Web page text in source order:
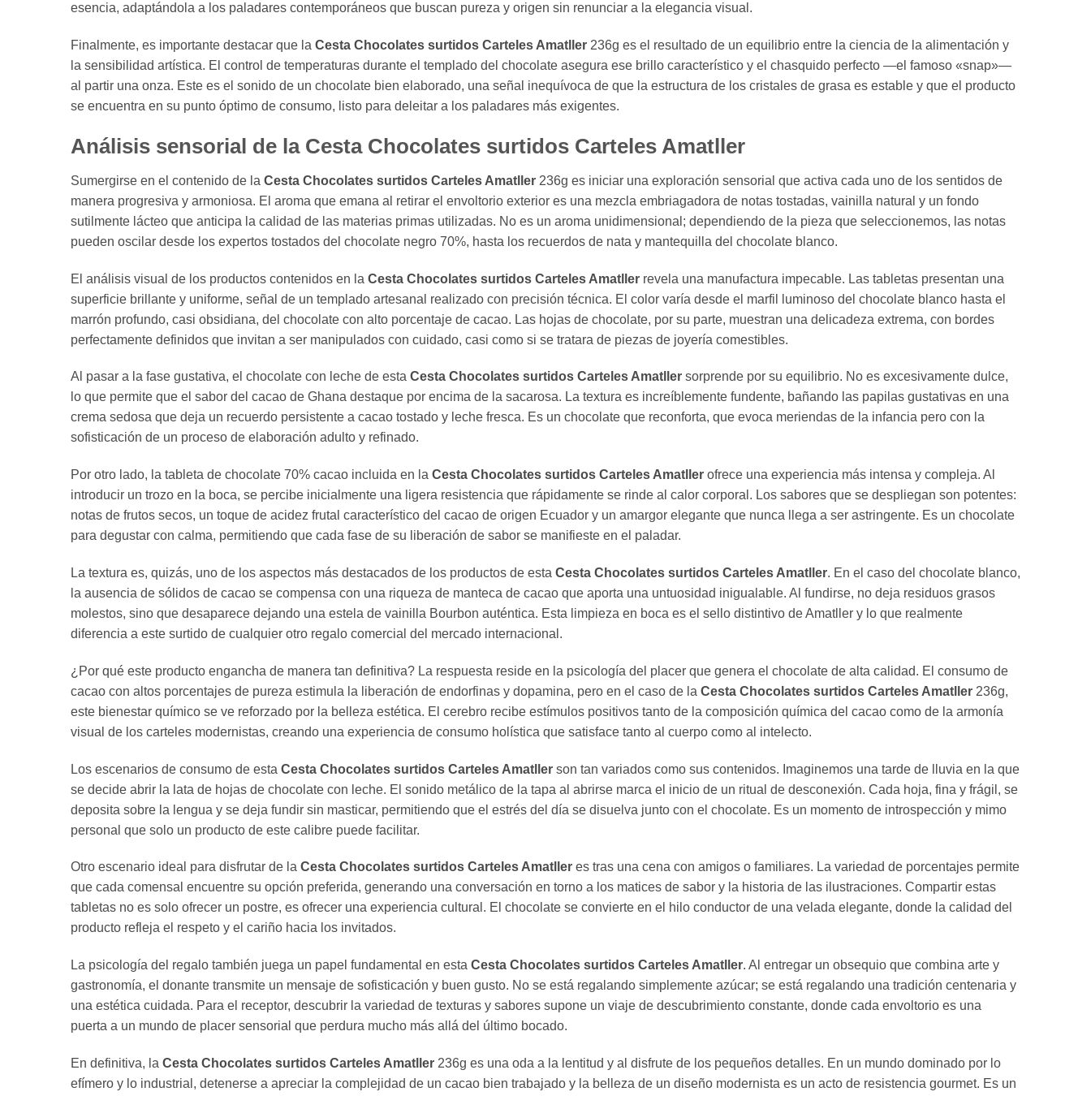
esencia, adaptándola a los paladares contemporáneos que buscan pureza y origen sin renunciar a la elegancia visual.
Finalmente, es importante destacar que la Cesta Chocolates surtidos Carteles Amatller 236g es el resultado de un equilibrio entre la ciencia de la alimentación y
la sensibilidad artística. El control de temperaturas durante el templado del chocolate asegura ese brillo característico y el chasquido perfecto —el famoso «snap»—
al partir una onza. Este es el sonido de un chocolate bien elaborado, una señal inequívoca de que la estructura de los cristales de grasa es estable y que el producto
se encuentra en su punto óptimo de consumo, listo para deleitar a los paladares más exigentes.
Análisis sensorial de la Cesta Chocolates surtidos Carteles Amatller
Sumergirse en el contenido de la Cesta Chocolates surtidos Carteles Amatller 236g es iniciar una exploración sensorial que activa cada uno de los sentidos de
manera progresiva y armoniosa. El aroma que emana al retirar el envoltorio exterior es una mezcla embriagadora de notas tostadas, vainilla natural y un fondo
sutilmente lácteo que anticipa la calidad de las materias primas utilizadas. No es un aroma unidimensional; dependiendo de la pieza que seleccionemos, las notas
pueden oscilar desde los expertos tostados del chocolate negro 70%, hasta los recuerdos de nata y mantequilla del chocolate blanco.
El análisis visual de los productos contenidos en la Cesta Chocolates surtidos Carteles Amatller revela una manufactura impecable. Las tabletas presentan una
superficie brillante y uniforme, señal de un templado artesanal realizado con precisión técnica. El color varía desde el marfil luminoso del chocolate blanco hasta el
marrón profundo, casi obsidiana, del chocolate con alto porcentaje de cacao. Las hojas de chocolate, por su parte, muestran una delicadeza extrema, con bordes
perfectamente definidos que invitan a ser manipulados con cuidado, casi como si se tratara de piezas de joyería comestibles.
Al pasar a la fase gustativa, el chocolate con leche de esta Cesta Chocolates surtidos Carteles Amatller sorprende por su equilibrio. No es excesivamente dulce,
lo que permite que el sabor del cacao de Ghana destaque por encima de la sacarosa. La textura es increíblemente fundente, bañando las papilas gustativas en una
crema sedosa que deja un recuerdo persistente a cacao tostado y leche fresca. Es un chocolate que reconforta, que evoca meriendas de la infancia pero con la
sofisticación de un proceso de elaboración adulto y refinado.
Por otro lado, la tableta de chocolate 70% cacao incluida en la Cesta Chocolates surtidos Carteles Amatller ofrece una experiencia más intensa y compleja. Al
introducir un trozo en la boca, se percibe inicialmente una ligera resistencia que rápidamente se rinde al calor corporal. Los sabores que se despliegan son potentes:
notas de frutos secos, un toque de acidez frutal característico del cacao de origen Ecuador y un amargor elegante que nunca llega a ser astringente. Es un chocolate
para degustar con calma, permitiendo que cada fase de su liberación de sabor se manifieste en el paladar.
La textura es, quizás, uno de los aspectos más destacados de los productos de esta Cesta Chocolates surtidos Carteles Amatller. En el caso del chocolate blanco,
la ausencia de sólidos de cacao se compensa con una riqueza de manteca de cacao que aporta una untuosidad inigualable. Al fundirse, no deja residuos grasos
molestos, sino que desaparece dejando una estela de vainilla Bourbon auténtica. Esta limpieza en boca es el sello distintivo de Amatller y lo que realmente
diferencia a este surtido de cualquier otro regalo comercial del mercado internacional.
¿Por qué este producto engancha de manera tan definitiva? La respuesta reside en la psicología del placer que genera el chocolate de alta calidad. El consumo de
cacao con altos porcentajes de pureza estimula la liberación de endorfinas y dopamina, pero en el caso de la Cesta Chocolates surtidos Carteles Amatller 236g,
este bienestar químico se ve reforzado por la belleza estética. El cerebro recibe estímulos positivos tanto de la composición química del cacao como de la armonía
visual de los carteles modernistas, creando una experiencia de consumo holística que satisface tanto al cuerpo como al intelecto.
Los escenarios de consumo de esta Cesta Chocolates surtidos Carteles Amatller son tan variados como sus contenidos. Imaginemos una tarde de lluvia en la que
se decide abrir la lata de hojas de chocolate con leche. El sonido metálico de la tapa al abrirse marca el inicio de un ritual de desconexión. Cada hoja, fina y frágil, se
deposita sobre la lengua y se deja fundir sin masticar, permitiendo que el estrés del día se disuelva junto con el chocolate. Es un momento de introspección y mimo
personal que solo un producto de este calibre puede facilitar.
Otro escenario ideal para disfrutar de la Cesta Chocolates surtidos Carteles Amatller es tras una cena con amigos o familiares. La variedad de porcentajes permite
que cada comensal encuentre su opción preferida, generando una conversación en torno a los matices de sabor y la historia de las ilustraciones. Compartir estas
tabletas no es solo ofrecer un postre, es ofrecer una experiencia cultural. El chocolate se convierte en el hilo conductor de una velada elegante, donde la calidad del
producto refleja el respeto y el cariño hacia los invitados.
La psicología del regalo también juega un papel fundamental en esta Cesta Chocolates surtidos Carteles Amatller. Al entregar un obsequio que combina arte y
gastronomía, el donante transmite un mensaje de sofisticación y buen gusto. No se está regalando simplemente azúcar; se está regalando una tradición centenaria y
una estética cuidada. Para el receptor, descubrir la variedad de texturas y sabores supone un viaje de descubrimiento constante, donde cada envoltorio es una
puerta a un mundo de placer sensorial que perdura mucho más allá del último bocado.
En definitiva, la Cesta Chocolates surtidos Carteles Amatller 236g es una oda a la lentitud y al disfrute de los pequeños detalles. En un mundo dominado por lo
efímero y lo industrial, detenerse a apreciar la complejidad de un cacao bien trabajado y la belleza de un diseño modernista es un acto de resistencia gourmet. Es un